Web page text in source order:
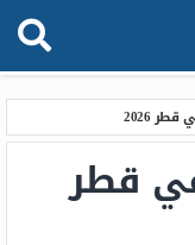
2026
قطر